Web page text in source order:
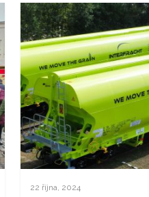
22 října, 2024